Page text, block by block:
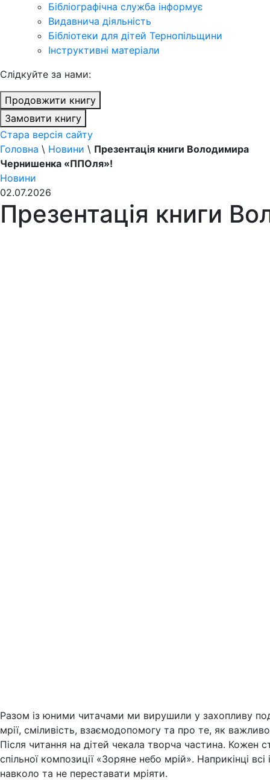
Бібліографічна служба інформує
Видавнича діяльність
Бібліотеки для дітей Тернопільщини
Інструктивні матеріали
Cлідкуйте за нами:
Продовжити книгу
Замовити книгу
Стара версія сайту
Головна \ Новини \ Презентація книги Володимира
Чернишенка «ППОля»!
Новини
02.07.2026
Презентація книги
Разом із юними читачами ми вирушили у захопливу
мрії, сміливість, взаємодопомогу та про те, як
Після читання на дітей чекала творча частина. Кожен
спільної композиції «Зоряне небо мрій». Наприкінці
навколо та не переставати мріяти.